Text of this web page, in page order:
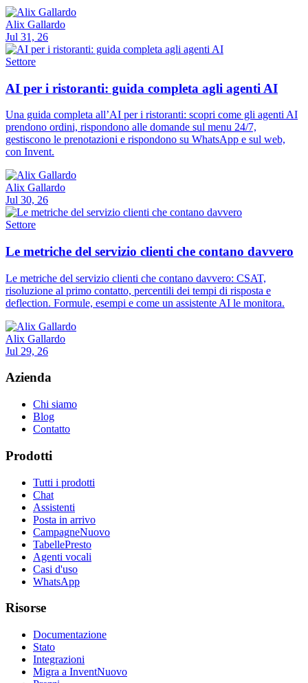
Alix Gallardo
Jul 31, 26
Settore
AI per i ristoranti: guida completa agli agenti AI
Una guida completa all’AI per i ristoranti: scopri come gli agenti AI
prendono ordini, rispondono alle domande sul menu 24/7,
gestiscono le prenotazioni e rispondono su WhatsApp e sul web,
con Invent.
Alix Gallardo
Jul 30, 26
Settore
Le metriche del servizio clienti che contano davvero
Le metriche del servizio clienti che contano davvero: CSAT,
risoluzione al primo contatto, percentili dei tempi di risposta e
deflection. Formule, esempi e come un assistente AI le monitora.
Alix Gallardo
Jul 29, 26
Azienda
Chi siamo
Blog
Contatto
Prodotti
Tutti i prodotti
Chat
Assistenti
Posta in arrivo
CampagneNuovo
TabellePresto
Agenti vocali
Casi d'uso
WhatsApp
Risorse
Documentazione
Stato
Integrazioni
Migra a InventNuovo